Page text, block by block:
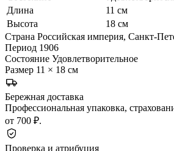
Длина
11 см
Высота
18 см
Страна Российская империя, Санкт-
Период 1906
Состояние Удовлетворительное
Размер 11 × 18 см
Бережная доставка
Профессиональная упаковка,
от 700 ₽.
Проверка и атрибуция